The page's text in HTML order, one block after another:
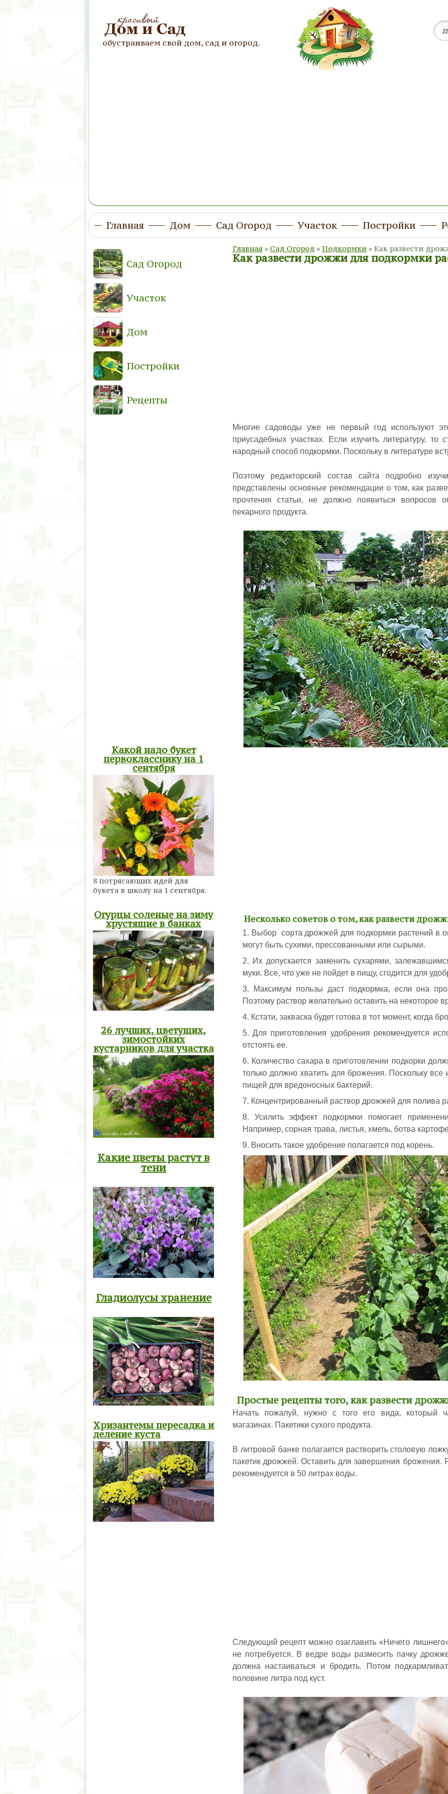
обустраиваем свой дом, сад и огород.
Главная Дом Сад Огород Участок Постройки
Главная » Сад Огород » Подкормки » Как развести
Как развести дрожжи для подкормки
Многие садоводы уже не первый год используют
приусадебных участках. Если изучить литературу, то
народный способ подкормки. Поскольку в литературе
Поэтому редакторский состав сайта подробно
представлены основные рекомендации о том, как
прочтения статьи, не должно появиться вопросов
пекарного продукта.
Несколько советов о том, как развести
Выбор сорта дрожжей для подкормки растений в
могут быть сухими, прессованными или сырыми.
Их допускается заменить сухарями,
муки. Все, что уже не пойдет в пищу, сгодится для
Максимум пользы даст подкормка, если она
Поэтому раствор желательно оставить на некоторое
Кстати, закваска будет готова в тот момент, когда
Для приготовления удобрения рекомендуется
отстоять ее.
Количество сахара в приготовлении подкорки
только должно хватить для брожения. Поскольку все
пищей для вредоносных бактерий.
Концентрированный раствор дрожжей для полива
Усилить эффект подкормки помогает
Например, сорная трава, листья, хмель, ботва
Вносить такое удобрение полагается под корень.
Простые рецепты того, как развести
Начать пожалуй, нужно с того его вида, который
магазинах. Пакетики сухого продукта.
В литровой банке полагается растворить столовую
пакетик дрожжей. Оставить для завершения брожения.
рекомендуется в 50 литрах воды.
Следующий рецепт можно озаглавить «Ничего
не потребуется. В ведре воды размесить пачку
должна настаиваться и бродить. Потом
половине литра под куст.
Сад Огород
Участок
Дом
Постройки
Рецепты
Какой надо букет
первокласснику на 1
сентября
8 потрясающих идей для
букета в школу на 1 сентября.
Огурцы соленые на зиму
хрустящие в банках
26 лучших, цветущих,
зимостойких
кустарников для участка
Какие цветы растут в
тени
Гладиолусы хранение
Хризантемы пересадка и
деление куста